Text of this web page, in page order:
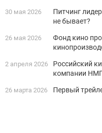
30 мая 2026
Питчинг
не бывает?
26 мая 2026
Фонд кино
2 апреля 2026
Российский
компании
26 марта 2026 Первый